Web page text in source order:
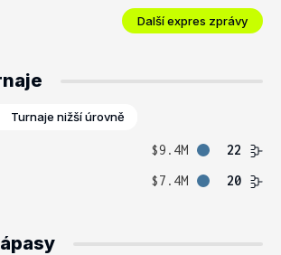
Další expres zprávy
Turnaje nižší úrovně
$9.4M
22
$7.4M 20